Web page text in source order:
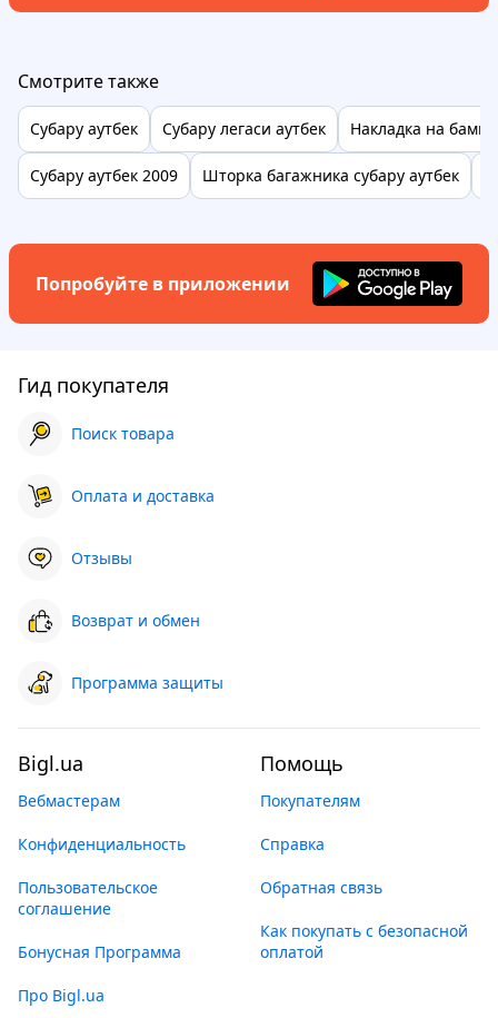
Смотрите также
Субару аутбек Субару легаси аутбек Накладка на
Субару аутбек 2009 Шторка багажника субару аутбек
Попробуйте в приложении
Гид покупателя
Поиск товара
Оплата и доставка
Отзывы
Возврат и обмен
Программа защиты
Bigl.ua
Вебмастерам
Конфиденциальность
Пользовательское
соглашение
Бонусная Программа
Про Bigl.ua
Помощь
Покупателям
Справка
Обратная связь
Как покупать с безопасной
оплатой